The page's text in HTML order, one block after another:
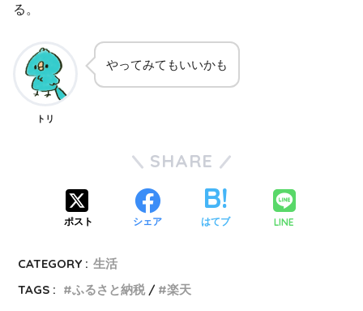
る。
トリ
やってみてもいいかも
SHARE
ポスト シェア はてブ LINE
CATEGORY : 生活
TAGS :
ふるさと納税 楽天